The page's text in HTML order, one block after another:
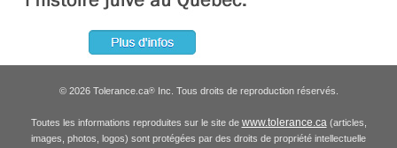
© 2026 Tolerance.ca®Inc. Tous droits de reproduction réservés.
Toutes les informations reproduites sur le site de www.tolerance.ca(articles,
images, photos, logos) sont protégées par des droits de propriété intellectuelle